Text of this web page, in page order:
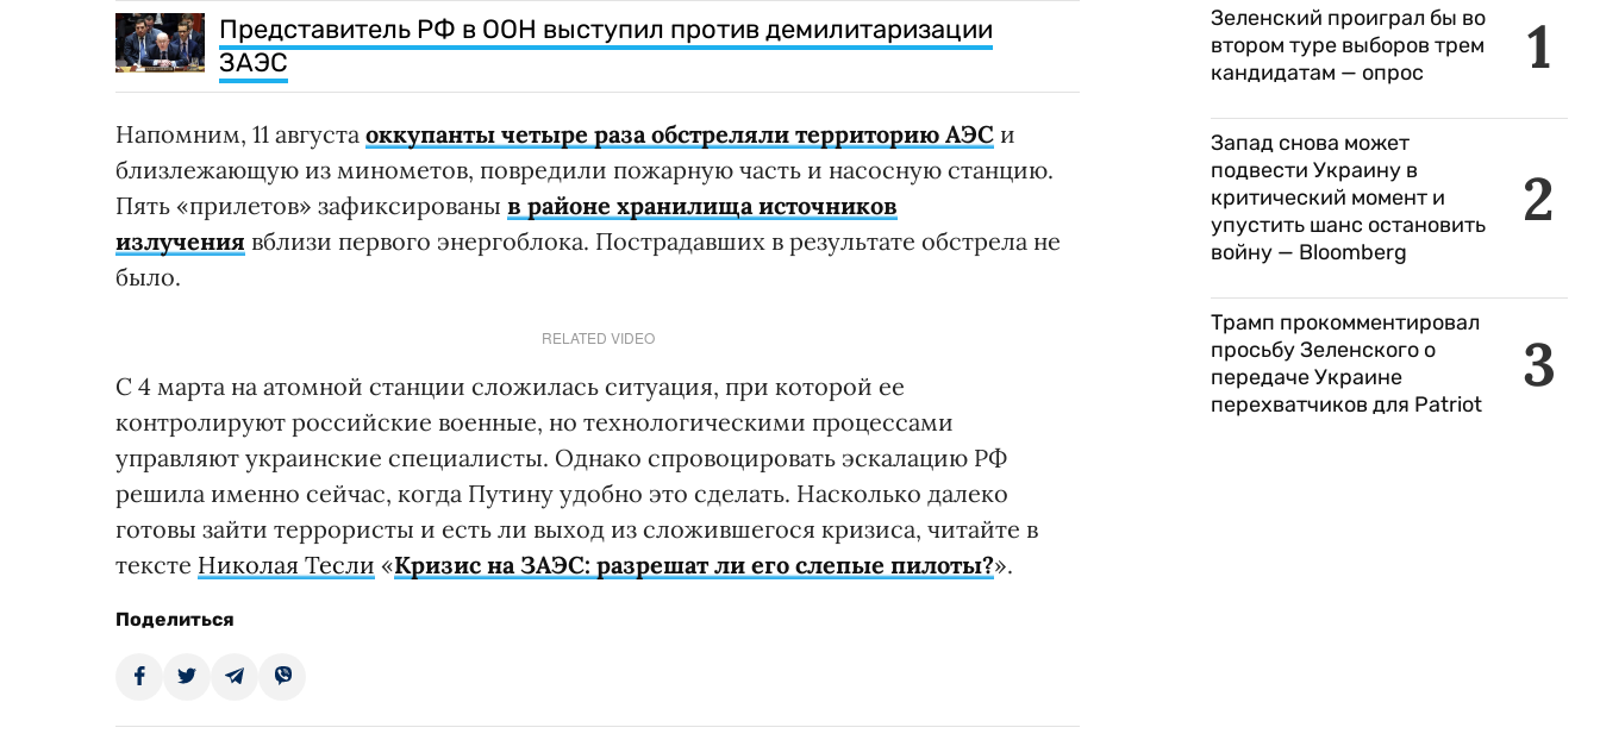
Представитель РФ в ООН выступил против демилитаризации
ЗАЭС
Напомним, 11 августа оккупанты четыре раза обстреляли территорию АЭС и
близлежающую из минометов, повредили пожарную часть и насосную станцию.
Пять «прилетов» зафиксированы в районе хранилища источников
излучения вблизи первого энергоблока. Пострадавших в результате обстрела не
было.
RELATED VIDEO
С 4 марта на атомной станции сложилась ситуация, при которой ее
контролируют российские военные, но технологическими процессами
управляют украинские специалисты. Однако спровоцировать эскалацию РФ
решила именно сейчас, когда Путину удобно это сделать. Насколько далеко
готовы зайти террористы и есть ли выход из сложившегося кризиса, читайте в
тексте Николая Тесли «Кризис на ЗАЭС: разрешат ли его слепые пилоты?».
Поделиться
1
Зеленский проиграл бы во
втором туре выборов трем
кандидатам — опрос
2
Запад снова может
подвести Украину в
критический момент и
упустить шанс остановить
войну — Bloomberg
3
Трамп прокомментировал
просьбу Зеленского о
передаче Украине
перехватчиков для Patriot